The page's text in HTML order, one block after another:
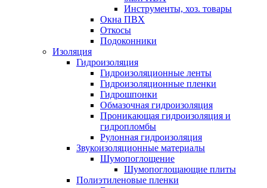
Инструменты, хоз. товары
Окна ПВХ
Откосы
Подоконники
Изоляция
Гидроизоляция
Гидроизоляционные ленты
Гидроизоляционные пленки
Гидрошпонки
Обмазочная гидроизоляция
Проникающая гидроизоляция и
гидропломбы
Рулонная гидроизоляция
Звукоизоляционные материалы
Шумопоглощение
Шумопоглощающие плиты
Полиэтиленовые пленки